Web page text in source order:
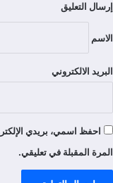
إرسال التعليق
تعليقات
الاسم
البريد الالكتروني
احفظ اسمي، بريدي
المرة المقبلة في تعليقي.